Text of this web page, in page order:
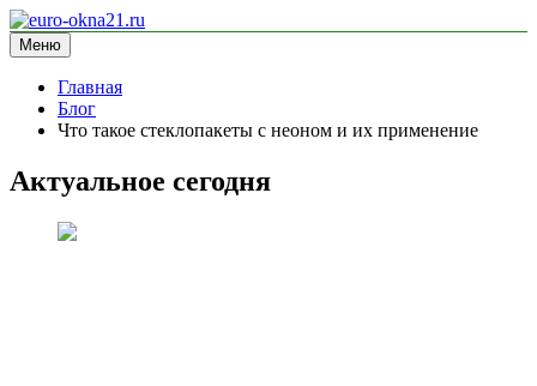
Перейти
к
содержимому
euro-okna21.ru
блог про окна
Меню
Главная
Блог
Что такое стеклопакеты с неоном и их применение
Актуальное сегодня